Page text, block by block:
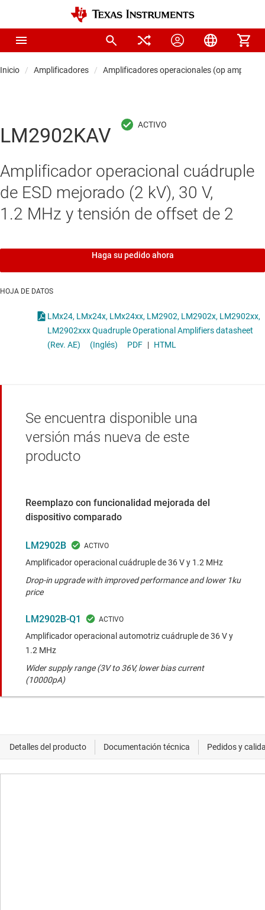
Inicio Amplificadores Amplificadores operacionales (op amps)
LM2902KAV
Amplificador operacional cuádruple
de ESD mejorado (2 kV), 30 V,
1.2 MHz y tensión de offset de 2
Haga su pedido ahora
HOJA DE DATOS
LMx24, LMx24x, LMx24xx, LM2902, LM2902x, LM2902xx,
LM2902xxx Quadruple Operational Amplifiers datasheet
(Rev. AE)
(Inglés) PDF | HTML
Se encuentra disponible una
versión más nueva de este
producto
Reemplazo con funcionalidad mejorada del
dispositivo comparado
LM2902B
Amplificador operacional cuádruple de 36 V y 1.2 MHz
Drop-in upgrade with improved performance and lower 1ku
price
LM2902B-Q1
Amplificador operacional automotriz cuádruple de 36 V y
1.2 MHz
Wider supply range (3V to 36V, lower bias current
(10000pA)